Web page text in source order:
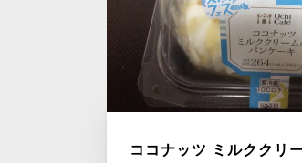
ココナッツ ミルククリ